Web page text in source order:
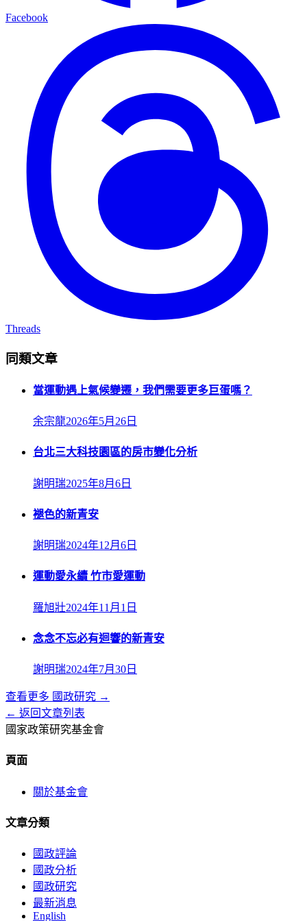
Facebook
Threads
同類文章
當運動遇上氣候變遷，我們需要更多巨蛋嗎？
余宗龍2026年5月26日
台北三大科技園區的房市變化分析
謝明瑞2025年8月6日
褪色的新青安
謝明瑞2024年12月6日
運動愛永續 竹市愛運動
羅旭壯2024年11月1日
念念不忘必有迴響的新青安
謝明瑞2024年7月30日
查看更多 國政研究 →
← 返回文章列表
國家政策研究基金會
頁面
關於基金會
文章分類
國政評論
國政分析
國政研究
最新消息
English